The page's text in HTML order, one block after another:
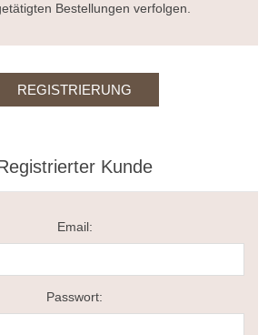
Bestellungen verfolgen.
Kunde
Email:
Passwort: